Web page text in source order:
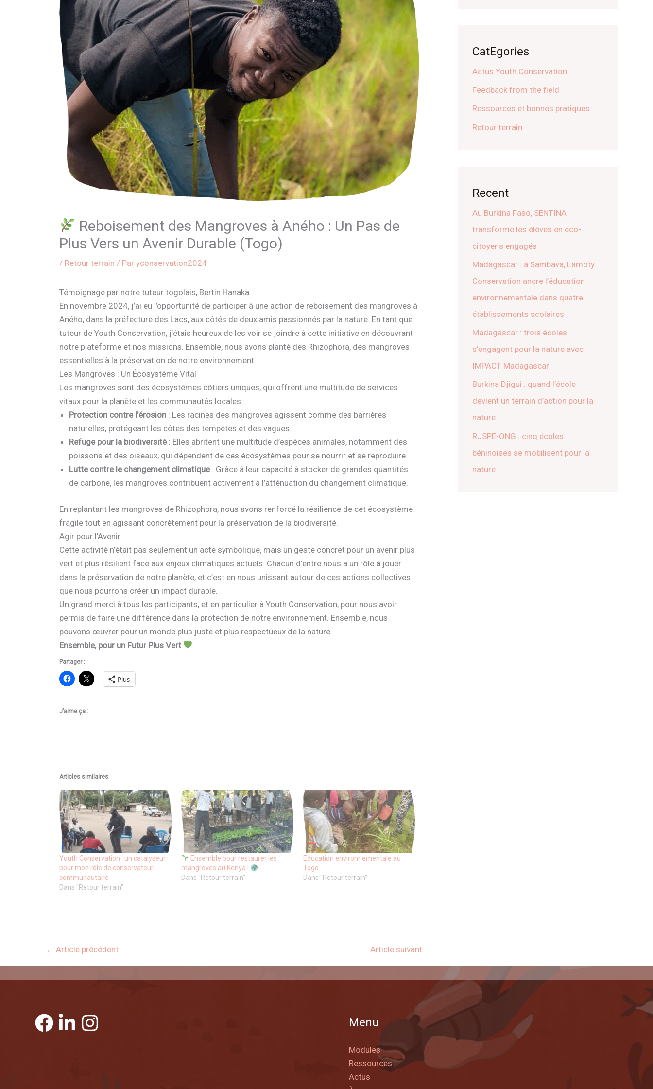
Reboisement des Mangroves à Aného : Un Pas de
Plus Vers un Avenir Durable (Togo)
/ Retour terrain / Par yconservation2024
Témoignage par notre tuteur togolais, Bertin Hanaka
En novembre 2024, j’ai eu l’opportunité de participer à une action de reboisement des mangroves à
Aného, dans la préfecture des Lacs, aux côtés de deux amis passionnés par la nature. En tant que
tuteur de Youth Conservation, j’étais heureux de les voir se joindre à cette initiative en découvrant
notre plateforme et nos missions. Ensemble, nous avons planté des Rhizophora, des mangroves
essentielles à la préservation de notre environnement.
Les Mangroves : Un Écosystème Vital
Les mangroves sont des écosystèmes côtiers uniques, qui offrent une multitude de services
vitaux pour la planète et les communautés locales :
Protection contre l’érosion : Les racines des mangroves agissent comme des barrières
naturelles, protégeant les côtes des tempêtes et des vagues.
Refuge pour la biodiversité: Elles abritent une multitude d’espèces animales, notamment des
poissons et des oiseaux, qui dépendent de ces écosystèmes pour se nourrir et se reproduire.
Lutte contre le changement climatique: Grâce à leur capacité à stocker de grandes quantités
de carbone, les mangroves contribuent activement à l’atténuation du changement climatique.
En replantant les mangroves de Rhizophora, nous avons renforcé la résilience de cet écosystème
fragile tout en agissant concrètement pour la préservation de la biodiversité.
Agir pour l’Avenir
Cette activité n’était pas seulement un acte symbolique, mais un geste concret pour un avenir plus
vert et plus résilient face aux enjeux climatiques actuels. Chacun d’entre nous a un rôle à jouer
dans la préservation de notre planète, et c’est en nous unissant autour de ces actions collectives
que nous pourrons créer un impact durable.
Un grand merci à tous les participants, et en particulier à Youth Conservation, pour nous avoir
permis de faire une différence dans la protection de notre environnement. Ensemble, nous
pouvons œuvrer pour un monde plus juste et plus respectueux de la nature.
Ensemble, pour un Futur Plus Vert
Partager :
Plus
J’aime ça :
Articles similaires
Youth Conservation : un catalyseur
pour mon rôle de conservateur
communautaire
Dans "Retour terrain"
Ensemble pour restaurer les
mangroves au Kenya !
Dans "Retour terrain"
Education environnementale au
Togo
Dans "Retour terrain"
← Article précédent Article suivant →
CatEgories
Actus Youth Conservation
Feedback from the field
Ressources et bonnes pratiques
Retour terrain
Recent
Au Burkina Faso, SENTINA
transforme les élèves en éco-
citoyens engagés
Madagascar : à Sambava, Lamoty
Conservation ancre l’éducation
environnementale dans quatre
établissements scolaires
Madagascar : trois écoles
s’engagent pour la nature avec
IMPACT Madagascar
Burkina Djigui : quand l’école
devient un terrain d’action pour la
nature
RJSPE-ONG : cinq écoles
béninoises se mobilisent pour la
nature
Menu
Modules
Ressources
Actus